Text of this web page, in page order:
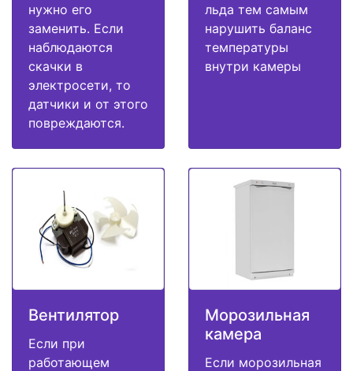
нужно его
заменить. Если
наблюдаются
скачки в
электросети, то
датчики и от этого
повреждаются.
льда тем самым
нарушить баланс
температуры
внутри камеры
Вентилятор
Если при
работающем
Морозильная
камера
Если морозильная